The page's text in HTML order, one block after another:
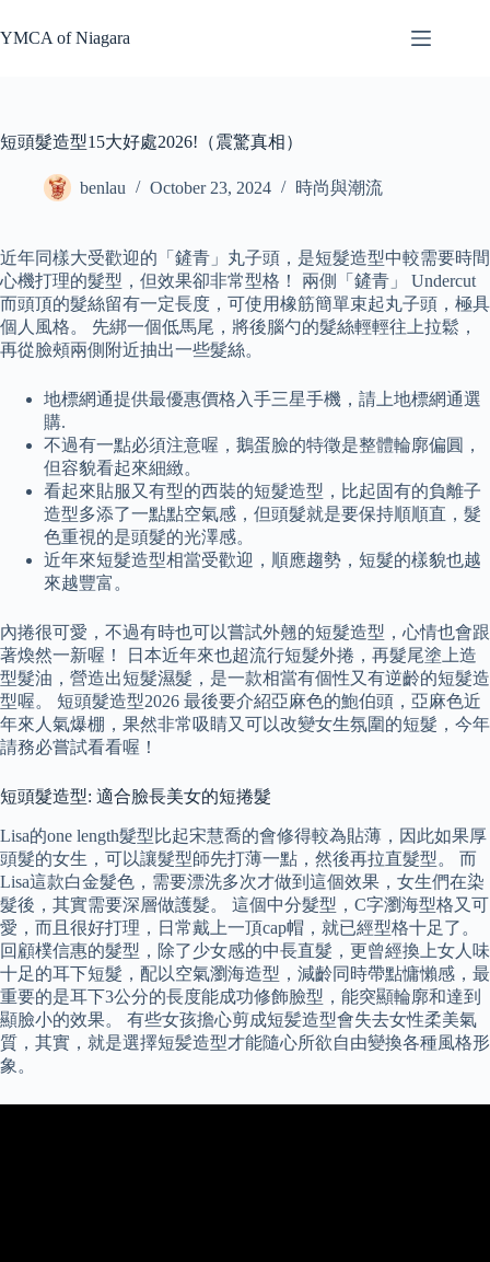
to
content
YMCA of Niagara
短頭髮造型15大好處2026!（震驚真相）
benlau October 23, 2024 時尚與潮流
近年同樣大受歡迎的「鏟青」丸子頭，是短髮造型中較需要時間
心機打理的髮型，但效果卻非常型格！ 兩側「鏟青」 Undercut
而頭頂的髮絲留有一定長度，可使用橡筋簡單束起丸子頭，極具
個人風格。 先綁一個低馬尾，將後腦勺的髮絲輕輕往上拉鬆，
再從臉頰兩側附近抽出一些髮絲。
地標網通提供最優惠價格入手三星手機，請上地標網通選
購.
不過有一點必須注意喔，鵝蛋臉的特徵是整體輪廓偏圓，
但容貌看起來細緻。
看起來貼服又有型的西裝的短髮造型，比起固有的負離子
造型多添了一點點空氣感，但頭髮就是要保持順順直，髮
色重視的是頭髮的光澤感。
近年來短髮造型相當受歡迎，順應趨勢，短髮的樣貌也越
來越豐富。
內捲很可愛，不過有時也可以嘗試外翹的短髮造型，心情也會跟
著煥然一新喔！ 日本近年來也超流行短髮外捲，再髮尾塗上造
型髮油，營造出短髮濕髮，是一款相當有個性又有逆齡的短髮造
型喔。 短頭髮造型2026 最後要介紹亞麻色的鮑伯頭，亞麻色近
年來人氣爆棚，果然非常吸睛又可以改變女生氛圍的短髮，今年
請務必嘗試看看喔！
短頭髮造型: 適合臉長美女的短捲髮
Lisa的one length髮型比起宋慧喬的會修得較為貼薄，因此如果厚
頭髮的女生，可以讓髮型師先打薄一點，然後再拉直髮型。 而
Lisa這款白金髮色，需要漂洗多次才做到這個效果，女生們在染
髮後，其實需要深層做護髮。 這個中分髮型，C字瀏海型格又可
愛，而且很好打理，日常戴上一頂cap帽，就已經型格十足了。
回顧樸信惠的髮型，除了少女感的中長直髮，更曾經換上女人味
十足的耳下短髮，配以空氣瀏海造型，減齡同時帶點慵懶感，最
重要的是耳下3公分的長度能成功修飾臉型，能突顯輪廓和達到
顯臉小的效果。 有些女孩擔心剪成短髪造型會失去女性柔美氣
質，其實，就是選擇短髪造型才能隨心所欲自由變換各種風格形
象。